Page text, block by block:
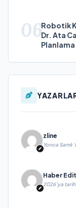
06Robotik
Dr. Ata
Planlama
zline
Yonca Samlı
Haber
2026’ya